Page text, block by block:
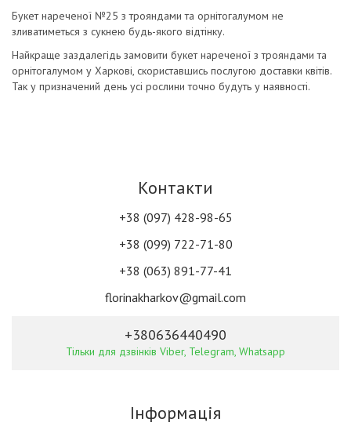
Букет нареченої №25 з трояндами та орнітогалумом не
зливатиметься з сукнею будь-якого відтінку.
Найкраще заздалегідь замовити букет нареченої з трояндами та
орнітогалумом у Харкові, скориставшись послугою доставки квітів.
Так у призначений день усі рослини точно будуть у наявності.
Контакти
+38 (097) 428-98-65
+38 (099) 722-71-80
+38 (063) 891-77-41
florinakharkov@gmail.com
+380636440490
Тільки для дзвінків Viber, Telegram, Whatsapp
Інформація